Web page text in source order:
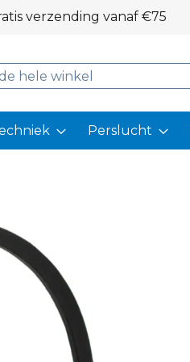
verzending vanaf €75
Perslucht